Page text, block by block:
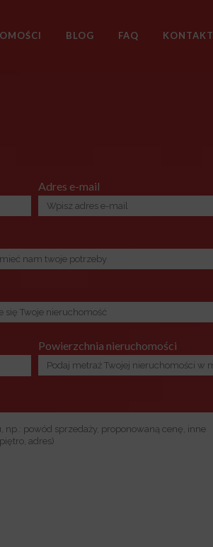
BLOG FAQ KONTAKT
Adres e-mail
Powierzchnia nieruchomości